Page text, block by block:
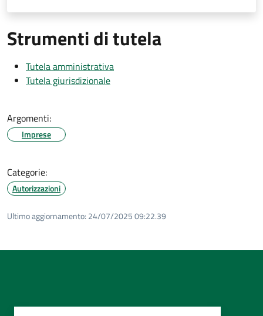
Strumenti di tutela
Tutela amministrativa
Tutela giurisdizionale
Argomenti:
Imprese
Categorie:
Autorizzazioni
Ultimo aggiornamento: 24/07/2025 09:22.39